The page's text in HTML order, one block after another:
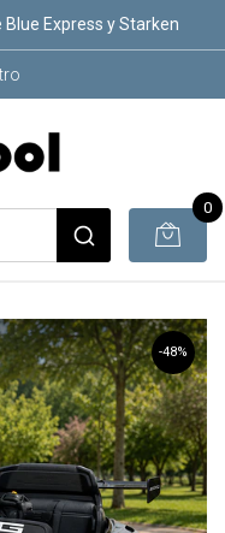
Blue Express y Starken
0
-48%